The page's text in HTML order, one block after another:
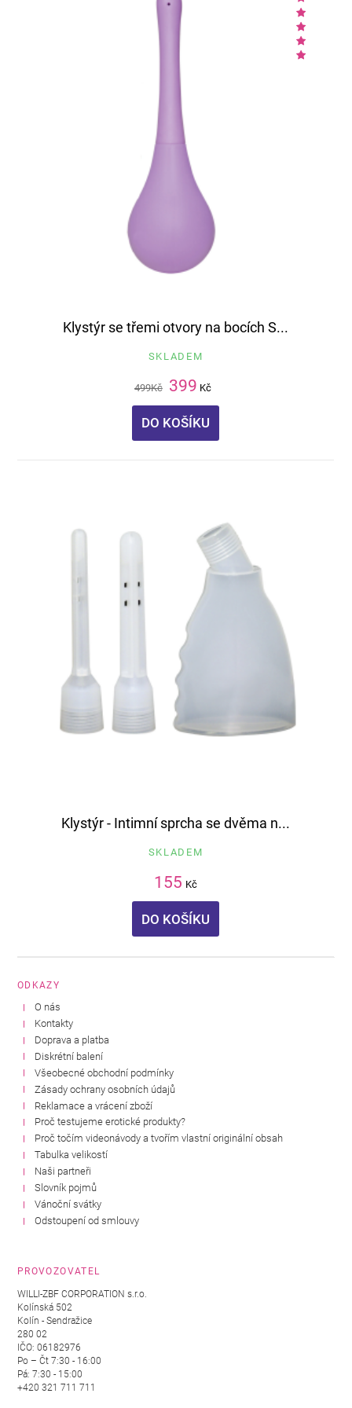
Klystýr se třemi otvory na bocích S...
SKLADEM
499Kč 399 Kč
DO KOŠÍKU
Klystýr - Intimní sprcha se dvěma n...
SKLADEM
155 Kč
DO KOŠÍKU
ODKAZY
O nás
Kontakty
Doprava a platba
Diskrétní balení
Všeobecné obchodní podmínky
Zásady ochrany osobních údajů
Reklamace a vrácení zboží
Proč testujeme erotické produkty?
Proč točím videonávody a tvořím vlastní originální obsah
Tabulka velikostí
Naši partneři
Slovník pojmů
Vánoční svátky
Odstoupení od smlouvy
PROVOZOVATEL
WILLI-ZBF CORPORATION s.r.o.
Kolínská 502
Kolín - Sendražice
280 02
IČO: 06182976
Po – Čt 7:30 - 16:00
Pá: 7:30 - 15:00
+420 321 711 711